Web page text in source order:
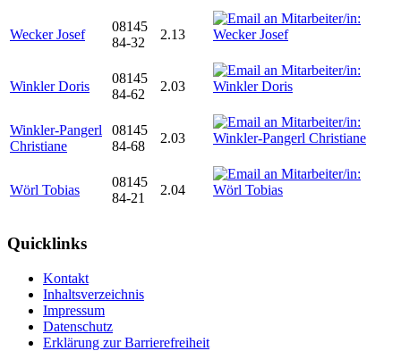
Wecker Josef
08145
84-32
2.13
Winkler Doris
08145
84-62
2.03
Winkler-Pangerl
Christiane
08145
84-68
2.03
Wörl Tobias
08145
84-21
2.04
Quicklinks
Kontakt
Inhaltsverzeichnis
Impressum
Datenschutz
Erklärung zur Barrierefreiheit